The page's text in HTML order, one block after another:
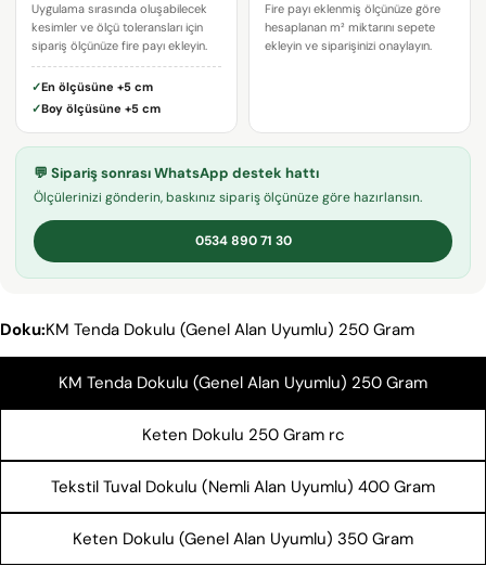
Uygulama sırasında oluşabilecek
kesimler ve ölçü toleransları için
sipariş ölçünüze fire payı ekleyin.
✓En ölçüsüne +5 cm
✓Boy ölçüsüne +5 cm
Fire payı eklenmiş ölçünüze göre
hesaplanan m² miktarını sepete
ekleyin ve siparişinizi onaylayın.
💬 Sipariş sonrası WhatsApp destek hattı
Ölçülerinizi gönderin, baskınız sipariş ölçünüze göre hazırlansın.
0534 890 71 30
Doku:KM Tenda Dokulu (Genel Alan Uyumlu) 250 Gram
KM Tenda Dokulu (Genel Alan Uyumlu) 250 Gram
Keten Dokulu 250 Gram rc
Tekstil Tuval Dokulu (Nemli Alan Uyumlu) 400 Gram
Keten Dokulu (Genel Alan Uyumlu) 350 Gram
Bu ürünü paylaş
Paylaş
Facebook'ta
Pinterest'teki
Adınız
E-
posta
adresiniz
Telefonunuz
Mesajın